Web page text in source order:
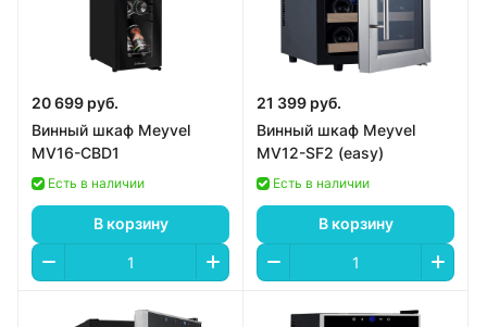
20 699 руб.
Винный шкаф Meyvel
MV16-CBD1
Есть в наличии
В корзину
21 399 руб.
Винный шкаф Meyvel
MV12-SF2 (easy)
Есть в наличии
В корзину